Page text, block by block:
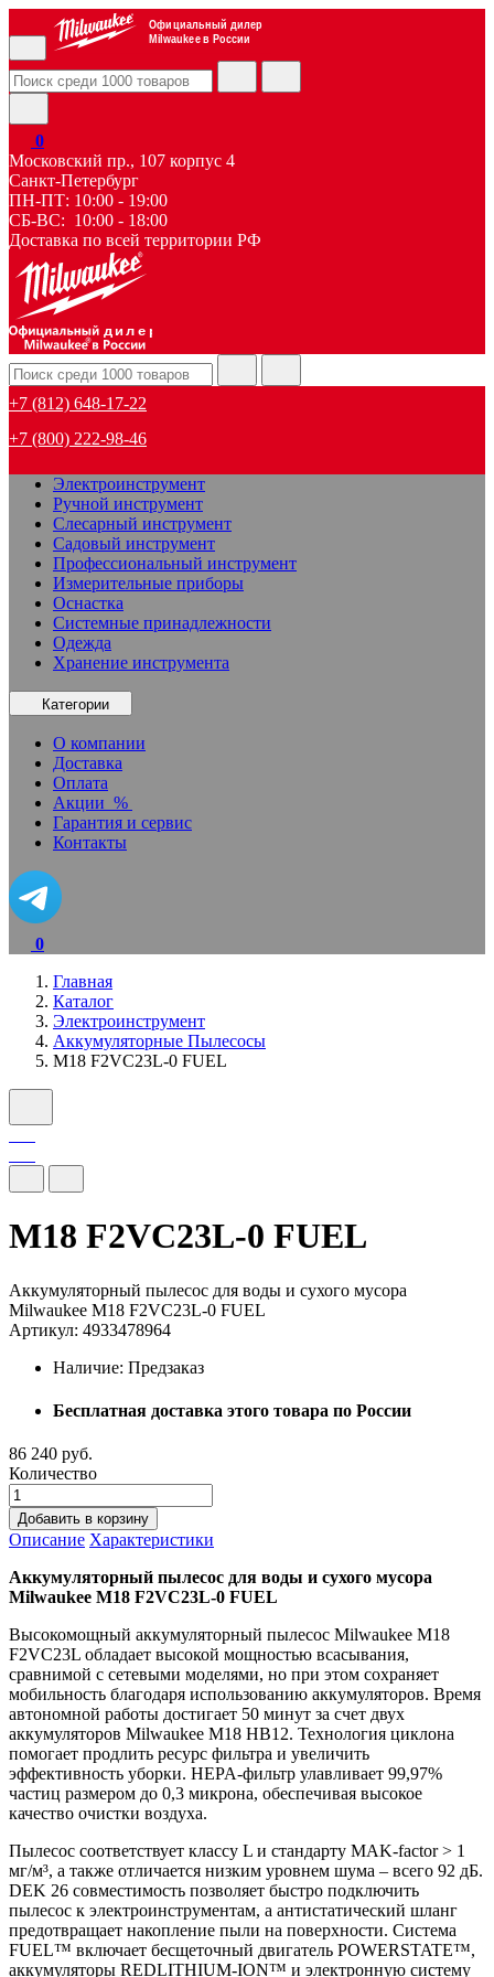
Официальный дилер
Milwaukee в России
0
Московский пр., 107 корпус 4
Санкт-Петербург
ПН-ПТ: 10:00 - 19:00
СБ-ВС: 10:00 - 18:00
Доставка по всей территории РФ
дилер
+7 (812) 648-17-22
+7 (800) 222-98-46
Электроинструмент
Ручной инструмент
Слесарный инструмент
Садовый инструмент
Профессиональный инструмент
Измерительные приборы
Оснастка
Системные принадлежности
Одежда
Хранение инструмента
Категории
О компании
Доставка
Оплата
Акции %
Гарантия и сервис
Контакты
0
Главная
Каталог
Электроинструмент
Аккумуляторные Пылесосы
M18 F2VC23L-0 FUEL
M18 F2VC23L-0 FUEL
Аккумуляторный пылесос для воды и сухого мусора
Milwaukee M18 F2VC23L-0 FUEL
Артикул: 4933478964
Наличие: Предзаказ
Бесплатная доставка этого товара по России
86 240 руб.
Количество
Добавить в корзину
Описание Характеристики
Аккумуляторный пылесос для воды и сухого мусора
Milwaukee M18 F2VC23L-0 FUEL
Высокомощный аккумуляторный пылесос Milwaukee M18
F2VC23L обладает высокой мощностью всасывания,
сравнимой с сетевыми моделями, но при этом сохраняет
мобильность благодаря использованию аккумуляторов. Время
автономной работы достигает 50 минут за счет двух
аккумуляторов Milwaukee M18 HB12. Технология циклона
помогает продлить ресурс фильтра и увеличить
эффективность уборки. HEPA-фильтр улавливает 99,97%
частиц размером до 0,3 микрона, обеспечивая высокое
качество очистки воздуха.
Пылесос соответствует классу L и стандарту MAK-factor > 1
мг/м³, а также отличается низким уровнем шума – всего 92 дБ.
DEK 26 совместимость позволяет быстро подключить
пылесос к электроинструментам, а антистатический шланг
предотвращает накопление пыли на поверхности. Система
FUEL™ включает бесщеточный двигатель POWERSTATE™,
аккумуляторы REDLITHIUM-ION™ и электронную систему